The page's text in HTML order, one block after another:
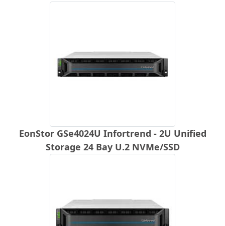
EonStor GSe4024U Infortrend - 2U Unified
Storage 24 Bay U.2 NVMe/SSD